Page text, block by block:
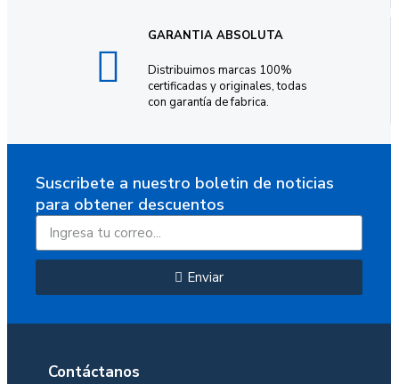
GARANTIA ABSOLUTA
Distribuimos marcas 100%
certificadas y originales, todas
con garantía de fabrica.
Suscribete a nuestro boletin de noticias
para obtener descuentos
Enviar
Contáctanos